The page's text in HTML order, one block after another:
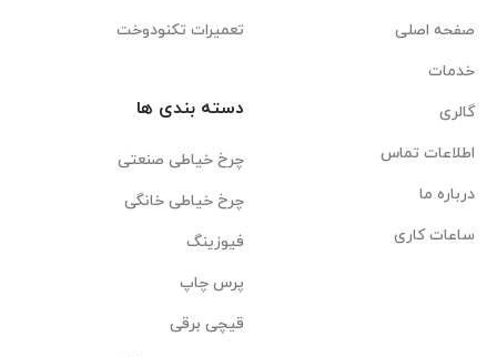
صفحه اصلی
خدمات
گالری
اطلاعات تماس
درباره ما
ساعات کاری
تعمیرات تکنودوخت
دسته بندی ها
چرخ خیاطی صنعتی
چرخ خیاطی خانگی
فیوزینگ
پرس چاپ
قیچی برقی